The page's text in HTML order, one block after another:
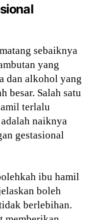
sebaiknya
yang
dan alkohol yang
besar. Salah satu
terlalu
naiknya
gestasional
ibu hamil
boleh
berlebihan.